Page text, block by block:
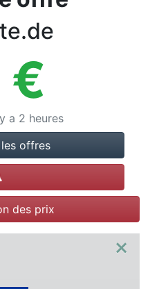
€
a 2 heures
offres
Créer une alerte
des prix
×